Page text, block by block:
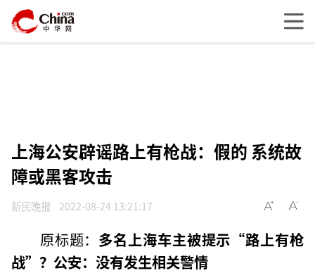
上海公安辟谣路上有枪战：假的 系统故
障或黑客攻击
新民晚报 2022-08-24 13:21:17
原标题： 多名上海车主被提示“路上有枪
战”？公安：没有发生相关警情